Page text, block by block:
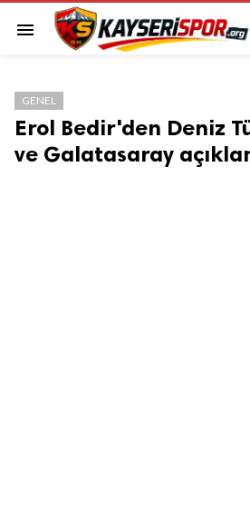
menu
GENEL
Erol Bedir'den Deniz
ve Galatasaray